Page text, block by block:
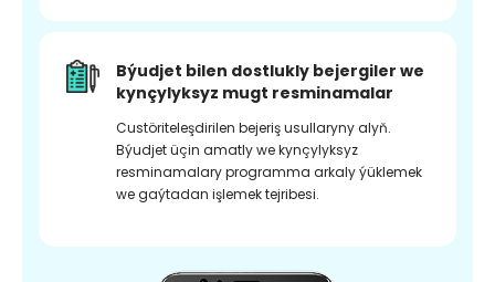
Býudjet bilen dostlukly bejergiler we
kynçylyksyz mugt resminamalar
Custöriteleşdirilen bejeriş usullaryny alyň.
Býudjet üçin amatly we kynçylyksyz
resminamalary programma arkaly ýüklemek
we gaýtadan işlemek tejribesi.